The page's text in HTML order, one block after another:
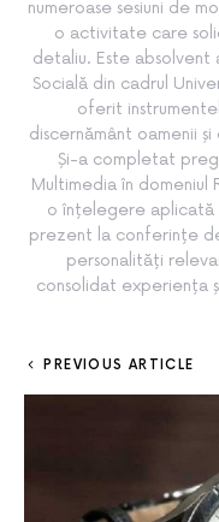
numeroase sesiuni de
o activitate care
detaliu. Este absolvent
Socială din cadrul
oferit
discernământ oamenii
Și-a completat
Multimedia în domeniul
o înțelegere aplicată
prezent la conferințe
personalități
consolidat experiența
PREVIOUS ARTICLE